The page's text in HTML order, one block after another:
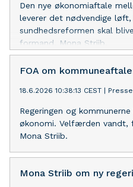
Den nye økonomiaftale
leverer det nødvendige løft,
sundhedsreformen skal
formand, Mona Striib.
FOA om
18.6.2026 10:38:13 CEST
Regeringen og
økonomi. Velfærden vandt,
Mona Striib.
Mona Striib om ny